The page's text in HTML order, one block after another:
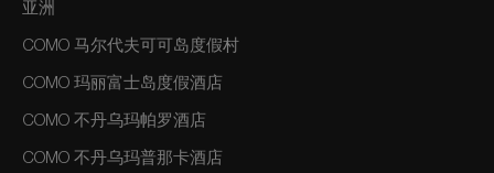
亚洲
COMO 马尔代夫可可岛度假村
COMO 玛丽富士岛度假酒店
COMO 不丹乌玛帕罗酒店
COMO 不丹乌玛普那卡酒店